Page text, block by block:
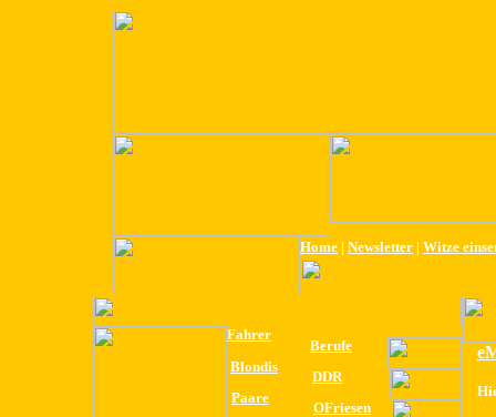
Home | Newsletter | Witze
Fahrer
Berufe
Blondis
DDR
Paare
OFriesen